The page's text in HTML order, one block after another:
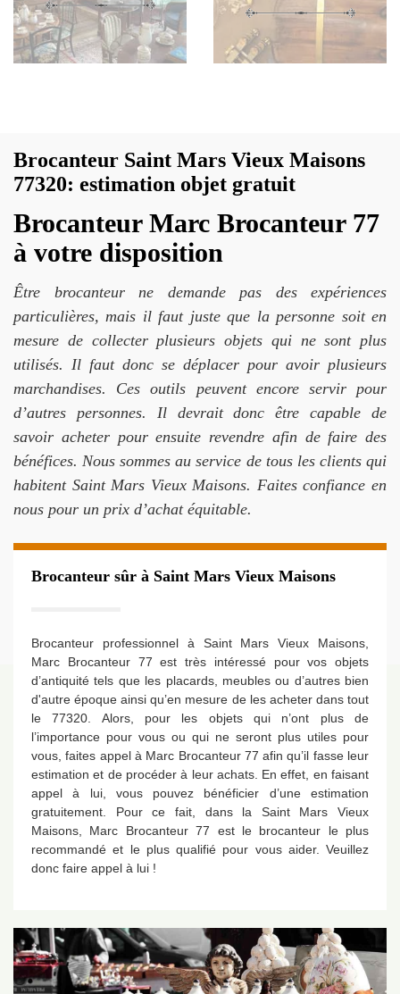
Brocanteur Saint Mars Vieux Maisons
77320: estimation objet gratuit
Brocanteur Marc Brocanteur 77
à votre disposition
Être brocanteur ne demande pas des expériences
particulières, mais il faut juste que la personne soit en
mesure de collecter plusieurs objets qui ne sont plus
utilisés. Il faut donc se déplacer pour avoir plusieurs
marchandises. Ces outils peuvent encore servir pour
d’autres personnes. Il devrait donc être capable de
savoir acheter pour ensuite revendre afin de faire des
bénéfices. Nous sommes au service de tous les clients qui
habitent Saint Mars Vieux Maisons. Faites confiance en
nous pour un prix d’achat équitable.
Brocanteur sûr à Saint Mars Vieux Maisons
Brocanteur professionnel à Saint Mars Vieux Maisons,
Marc Brocanteur 77 est très intéressé pour vos objets
d’antiquité tels que les placards, meubles ou d’autres bien
d'autre époque ainsi qu’en mesure de les acheter dans tout
le 77320. Alors, pour les objets qui n’ont plus de
l’importance pour vous ou qui ne seront plus utiles pour
vous, faites appel à Marc Brocanteur 77 afin qu’il fasse leur
estimation et de procéder à leur achats. En effet, en faisant
appel à lui, vous pouvez bénéficier d’une estimation
gratuitement. Pour ce fait, dans la Saint Mars Vieux
Maisons, Marc Brocanteur 77 est le brocanteur le plus
recommandé et le plus qualifié pour vous aider. Veuillez
donc faire appel à lui !